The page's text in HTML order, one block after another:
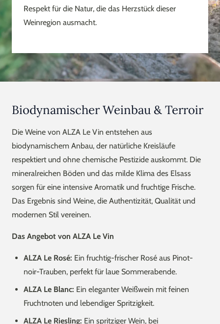
Respekt für die Natur, die das Herzstück dieser
Weinregion ausmacht.
Biodynamischer Weinbau & Terroir
Die Weine von ALZA Le Vin entstehen aus
biodynamischem Anbau, der natürliche Kreisläufe
respektiert und ohne chemische Pestizide auskommt. Die
mineralreichen Böden und das milde Klima des Elsass
sorgen für eine intensive Aromatik und fruchtige Frische.
Das Ergebnis sind Weine, die Authentizität, Qualität und
modernen Stil vereinen.
Das Angebot von ALZA Le Vin
ALZA Le Rosé: Ein fruchtig-frischer Rosé aus Pinot-
noir-Trauben, perfekt für laue Sommerabende.
ALZA Le Blanc: Ein eleganter Weißwein mit feinen
Fruchtnoten und lebendiger Spritzigkeit.
ALZA Le Riesling: Ein spritziger Wein, bei